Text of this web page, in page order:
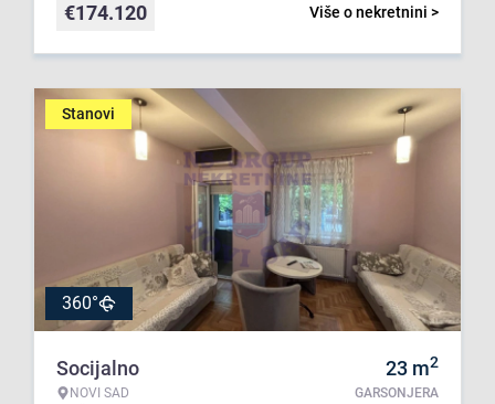
Više o nekretnini >
€174.120
Stanovi
360°
Socijalno
NOVI SAD
23 m2
GARSONJERA